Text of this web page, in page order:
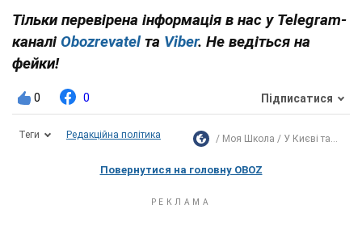
Тільки перевірена інформація в нас у Telegram-
каналі Obozrevatelта Viber. Не ведіться на
фейки!
0 0 Підписатися
Теги Редакційна політика Моя Школа У Києві та...
Повернутися на головну OBOZ